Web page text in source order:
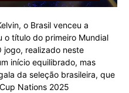
o Brasil venceu a
o título do primeiro Mundial
jogo, realizado neste
início equilibrado, mas
da seleção brasileira, que
Nations 2025